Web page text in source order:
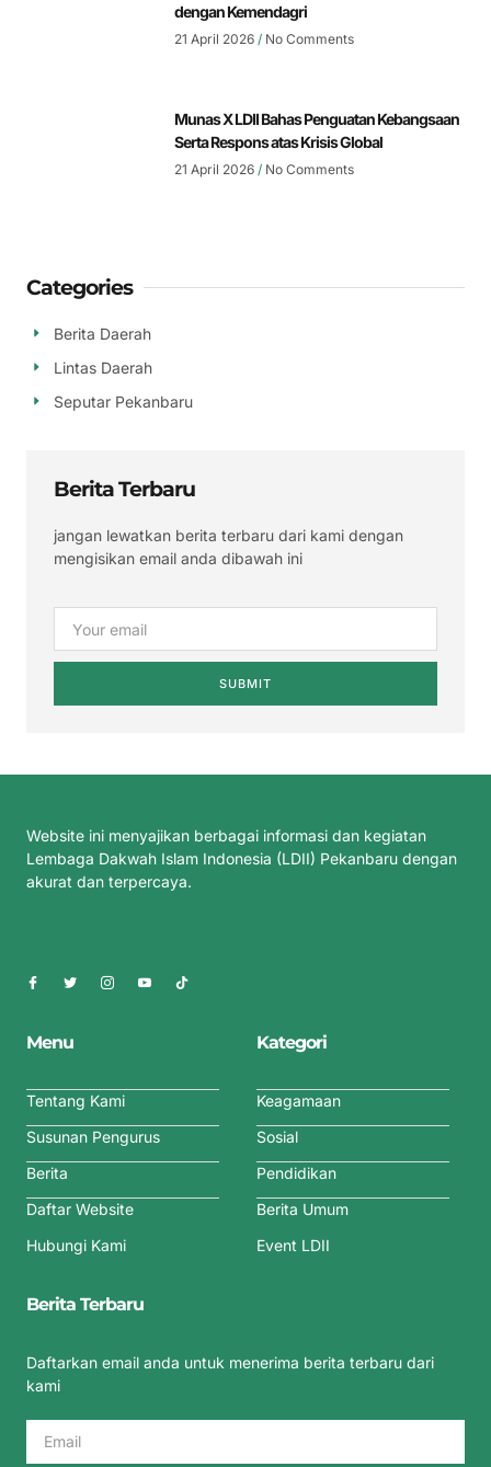
dengan Kemendagri
21 April 2026 No Comments
Munas X LDII Bahas Penguatan Kebangsaan
Serta Respons atas Krisis Global
21 April 2026 No Comments
Categories
Berita Daerah
Lintas Daerah
Seputar Pekanbaru
Berita Terbaru
jangan lewatkan berita terbaru dari kami dengan
mengisikan email anda dibawah ini
SUBMIT
Website ini menyajikan berbagai informasi dan kegiatan
Lembaga Dakwah Islam Indonesia (LDII) Pekanbaru dengan
akurat dan terpercaya.
Menu
Tentang Kami
Susunan Pengurus
Berita
Daftar Website
Hubungi Kami
Kategori
Keagamaan
Sosial
Pendidikan
Berita Umum
Event LDII
Berita Terbaru
Daftarkan email anda untuk menerima berita terbaru dari
kami